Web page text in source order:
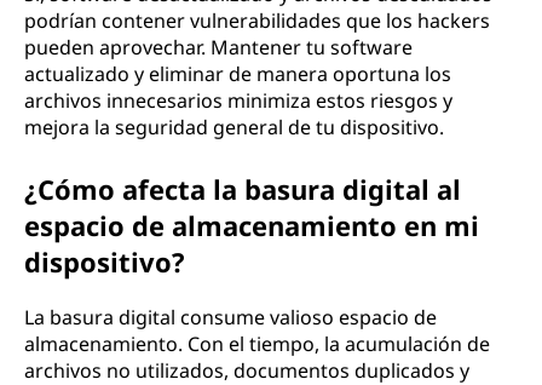
podrían contener vulnerabilidades que los hackers
pueden aprovechar. Mantener tu software
actualizado y eliminar de manera oportuna los
archivos innecesarios minimiza estos riesgos y
mejora la seguridad general de tu dispositivo.
¿Cómo afecta la basura digital al
espacio de almacenamiento en mi
dispositivo?
La basura digital consume valioso espacio de
almacenamiento. Con el tiempo, la acumulación de
archivos no utilizados, documentos duplicados y